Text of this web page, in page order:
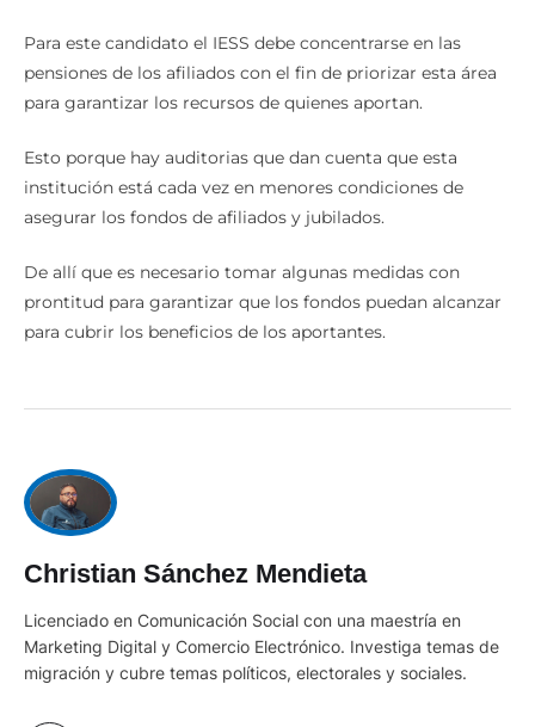
Para este candidato el IESS debe concentrarse en las
pensiones de los afiliados con el fin de priorizar esta área
para garantizar los recursos de quienes aportan.
Esto porque hay auditorias que dan cuenta que esta
institución está cada vez en menores condiciones de
asegurar los fondos de afiliados y jubilados.
De allí que es necesario tomar algunas medidas con
prontitud para garantizar que los fondos puedan alcanzar
para cubrir los beneficios de los aportantes.
Christian Sánchez Mendieta
Licenciado en Comunicación Social con una maestría en
Marketing Digital y Comercio Electrónico. Investiga temas de
migración y cubre temas políticos, electorales y sociales.